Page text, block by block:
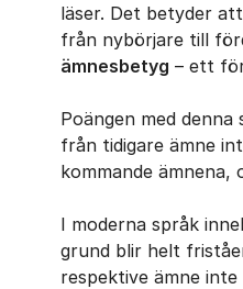
läser. Det betyder
från nybörjare till
ämnesbetyg – ett
Poängen med
från tidigare ämne
kommande ämnena,
I moderna språk
grund blir helt
respektive ämne